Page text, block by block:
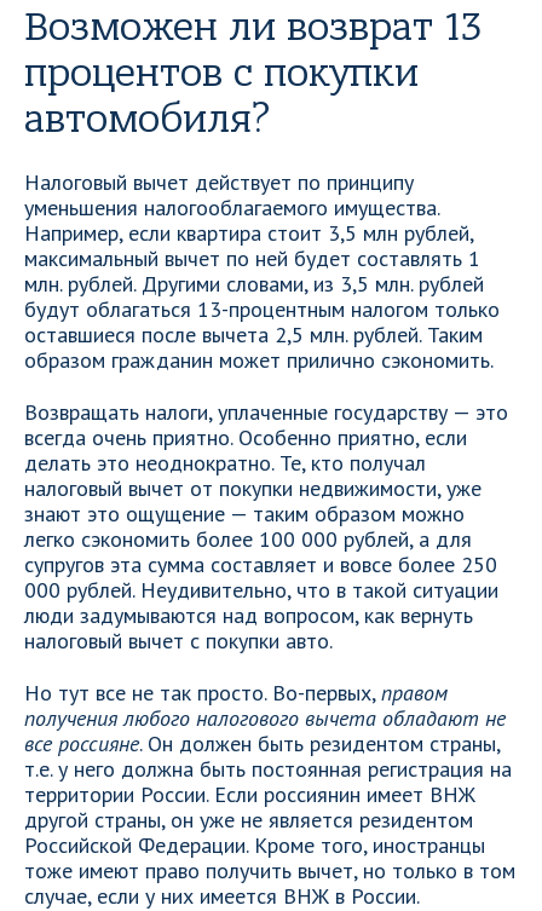
Возможен ли возврат 13
процентов с покупки
автомобиля?
Налоговый вычет действует по принципу
уменьшения налогооблагаемого имущества.
Например, если квартира стоит 3,5 млн рублей,
максимальный вычет по ней будет составлять 1
млн. рублей. Другими словами, из 3,5 млн. рублей
будут облагаться 13-процентным налогом только
оставшиеся после вычета 2,5 млн. рублей. Таким
образом гражданин может прилично сэкономить.
Возвращать налоги, уплаченные государству — это
всегда очень приятно. Особенно приятно, если
делать это неоднократно. Те, кто получал
налоговый вычет от покупки недвижимости, уже
знают это ощущение — таким образом можно
легко сэкономить более 100 000 рублей, а для
супругов эта сумма составляет и вовсе более 250
000 рублей. Неудивительно, что в такой ситуации
люди задумываются над вопросом, как вернуть
налоговый вычет с покупки авто.
Но тут все не так просто. Во-первых,правом
получения любого налогового вычета обладают не
все россияне. Он должен быть резидентом страны,
т.е. у него должна быть постоянная регистрация на
территории России. Если россиянин имеет ВНЖ
другой страны, он уже не является резидентом
Российской Федерации. Кроме того, иностранцы
тоже имеют право получить вычет, но только в том
случае, если у них имеется ВНЖ в России.